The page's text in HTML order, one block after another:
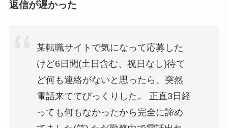
返信が遅かった
某転職サイトで気になって応募した
けど6日間(土日含む、祝日なし)待て
ど何も連絡がないと思ったら、突然
電話来ててびっくりした。 正直3日経
っても何もなかったから完全に諦め